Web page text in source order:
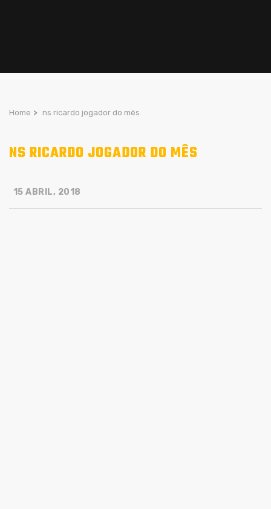
Home > ns ricardo jogador do mês
NS RICARDO JOGADOR DO MÊS
15 ABRIL, 2018